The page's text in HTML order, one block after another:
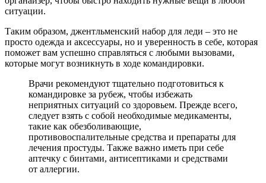
ситуации.
Таким образом, джентльменский набор для леди – это не
просто одежда и аксессуары, но и уверенность в себе, которая
поможет вам успешно справляться с любыми вызовами,
которые могут возникнуть в ходе командировки.
Врачи рекомендуют тщательно подготовиться к
командировке за рубеж, чтобы избежать
неприятных ситуаций со здоровьем. Прежде всего,
следует взять с собой необходимые медикаменты,
такие как обезболивающие,
противовоспалительные средства и препараты для
лечения простуды. Также важно иметь при себе
аптечку с бинтами, антисептиками и средствами
от аллергии.